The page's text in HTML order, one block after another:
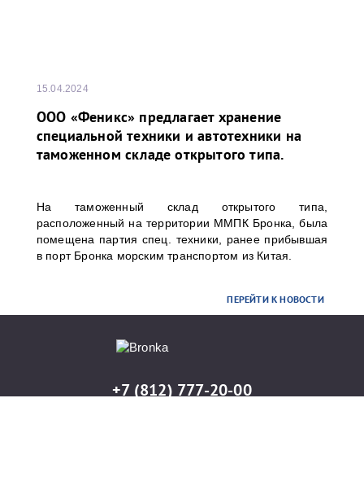
15.04.2024
ООО «Феникс» предлагает хранение
специальной техники и автотехники на
таможенном складе открытого типа.
На таможенный склад открытого типа,
расположенный на территории ММПК Бронка, была
помещена партия спец. техники, ранее прибывшая
в порт Бронка морским транспортом из Китая.
ПЕРЕЙТИ К НОВОСТИ
+7 (812) 777-20-00